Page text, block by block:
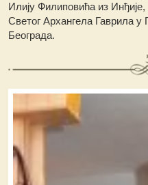
Илију Филиповића из
Светог Архангела Гаврила
Београда.